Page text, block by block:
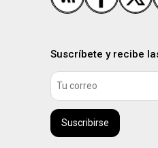
Suscríbete y recibe
Suscribirse